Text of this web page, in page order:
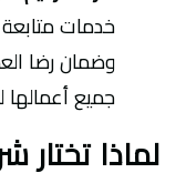
خدمات متابعة
وضمان رضا
جميع أعمالها
لماذا تختار